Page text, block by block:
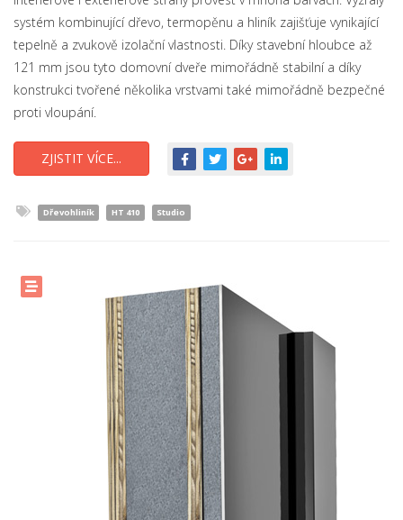
systém kombinující dřevo, termopěnu a hliník zajišťuje vynikající
tepelně a zvukově izolační vlastnosti. Díky stavební hloubce až
121 mm jsou tyto domovní dveře mimořádně stabilní a díky
konstrukci tvořené několika vrstvami také mimořádně bezpečné
proti vloupání.
ZJISTIT VÍCE...
Dřevohliník HT 410 Studio